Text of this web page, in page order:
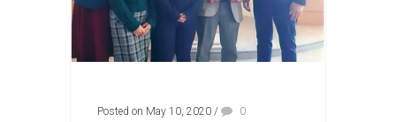
Posted on May 10, 2020 /
0